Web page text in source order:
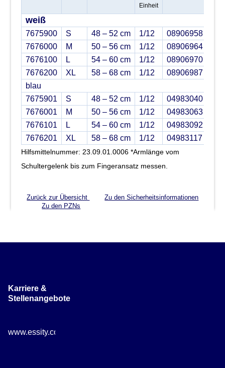
Einheit
weiß
7675900 S 48 – 52 cm 1/12
08906958
7676000
M 50 – 56 cm 1/12
08906964
7676100
L 54 – 60 cm 1/12
08906970
7676200
XL 58 – 68 cm 1/12
08906987
blau
7675901
S 48 – 52 cm 1/12
04983040
7676001
M 50 – 56 cm 1/12
04983063
7676101
L 54 – 60 cm 1/12
04983092
7676201
XL 58 – 68 cm 1/12 04983117
Hilfsmittelnummer: 23.09.01.0006 *Armlänge vom
Schultergelenk bis zum Fingeransatz messen.
Zurück zur Übersicht
Zu den Sicherheitsinformationen
Zu den PZNs
Karriere &
Stellenangebote
www.essity.com/careers